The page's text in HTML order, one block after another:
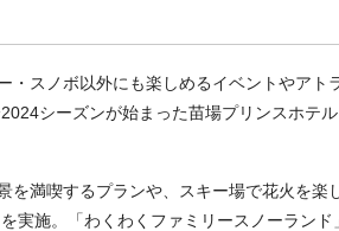
スノボ以外にも楽しめるイベントやアト
シーズンが始まった苗場プリンスホテ
を満喫するプランや、スキー場で花火を楽
実施。「わくわくファミリースノーランド